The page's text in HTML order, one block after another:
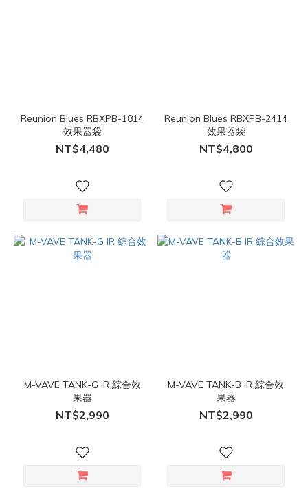
Reunion Blues RBXPB-1814
效果器袋
NT$4,480
Reunion Blues RBXPB-2414
效果器袋
NT$4,800
M-VAVE TANK-G IR 綜合效
果器
NT$2,990
M-VAVE TANK-B IR 綜合效
果器
NT$2,990